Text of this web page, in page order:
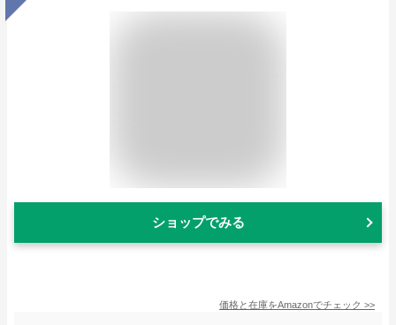
ショップでみる
価格と在庫をAmazonでチェック >>